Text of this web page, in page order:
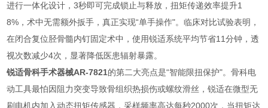
进行一体化设计，3秒即可完成锁止与释放，扭矩传递效率提升1
8%，术中无需额外扳手，真正实现“单手操作"。临床对比试验表明，
在闭合复位胫骨髓内钉固定术中，使用锐适系统平均节省11分钟，透
视次数减少4次，显著降低医患辐射暴露。
锐适骨科手术器械AR-7821的第二大亮点是“智能限扭保护"。骨科电
动工具最怕因阻力突变导致骨组织热损伤或螺纹滑丝，锐适在微型无
刷电机内加入动态扭矩传感器，采样频率高达每秒2000次，当扭矩达